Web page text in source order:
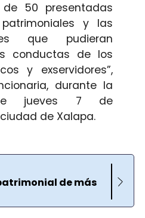
de 50 presentadas
y las
que pudieran
conductas de los
y exservidores”,
durante la
jueves 7 de
de Xalapa.
de más